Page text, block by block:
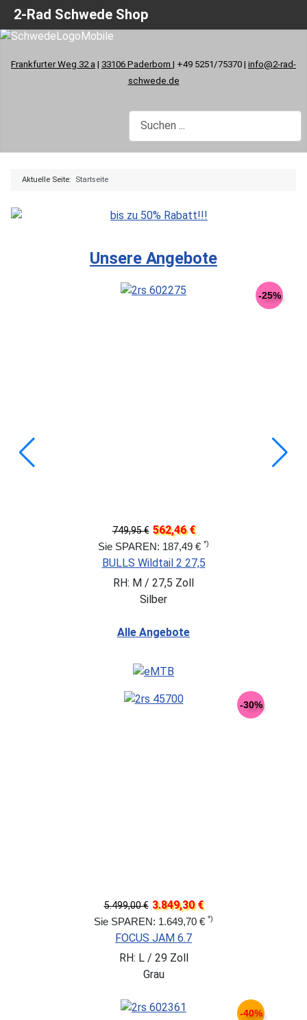
Frankfurter Weg 32 a | 33106 Paderborn | +49 5251/75370 | info@2-rad-
schwede.de
Aktuelle Seite: Startseite
Unsere Angebote
-25%
749,95 € 562,46 €
Sie SPAREN: 187,49 € *)
BULLS Wildtail 2 27,5
RH: M / 27,5 Zoll
Silber
Alle Angebote
-30%
5.499,00 € 3.849,30 €
Sie SPAREN: 1.649,70 € *)
FOCUS JAM 6.7
RH: L / 29 Zoll
Grau
-40%
2-Rad Schwede Shop